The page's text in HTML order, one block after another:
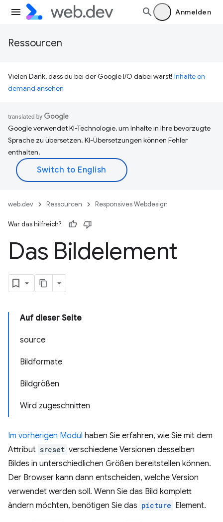
Anmelden
Ressourcen
Vielen Dank, dass du bei der Google I/O dabei warst! Inhalte on
demand ansehen
Google verwendet KI-Technologie, um Inhalte in Ihre bevorzugte
Sprache zu übersetzen. KI-Übersetzungen können Fehler
enthalten.
web.dev Ressourcen Responsives Webdesign
War das hilfreich?
Das Bildelement
Auf dieser Seite
source
Bildformate
Bildgrößen
Wird zugeschnitten
Im vorherigen Modul haben Sie erfahren, wie Sie mit dem
Attribut srcset verschiedene Versionen desselben
Bildes in unterschiedlichen Größen bereitstellen können.
Der Browser kann dann entscheiden, welche Version
verwendet werden soll. Wenn Sie das Bild komplett
ändern möchten, benötigen Sie das picture Element.